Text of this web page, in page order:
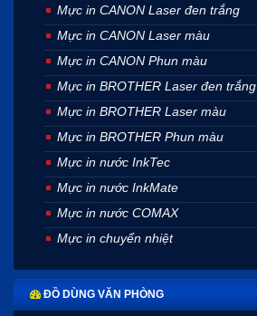
Mực in CANON Laser đen trắng
Mực in CANON Laser màu
Mực in CANON Phun màu
Mực in BROTHER Laser đen trắng
Mực in BROTHER Laser màu
Mực in BROTHER Phun màu
Mực in nước InkTec
Mực in nước InkMate
Mực in nước COMAX
Mực in chuyển nhiệt
ĐỒ DÙNG VĂN PHÒNG